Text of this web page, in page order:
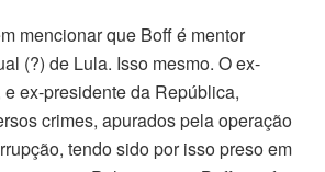
mencionar que Boff é mentor
(?) de Lula. Isso mesmo. O ex-
ex-presidente da República,
crimes, apurados pela operação
tendo sido por isso preso em